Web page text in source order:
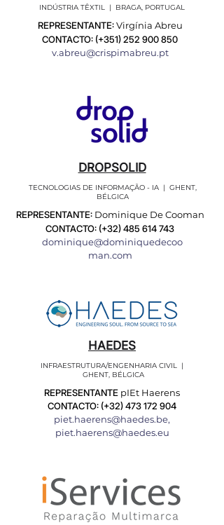
INDÚSTRIA TÊXTIL | BRAGA, PORTUGAL
REPRESENTANTE:Virgínia Abreu
CONTACTO: (+351)252 900 850
v.abreu@crispimabreu.pt
DROPSOLID
TECNOLOGIAS DE INFORMAÇÃO - IA | GHENT,
BÉLGICA
REPRESENTANTE: Dominique De Cooman
CONTACTO: (+32)485 614 743
dominique@dominiquedecoo
man.com
HAEDES
INFRAESTRUTURA/ENGENHARIA CIVIL |
GHENT, BÉLGICA
REPRESENTANTE pIEt Haerens
CONTACTO: (+32)473 172 904
piet.haerens@haedes.be,
piet.haerens@haedes.eu